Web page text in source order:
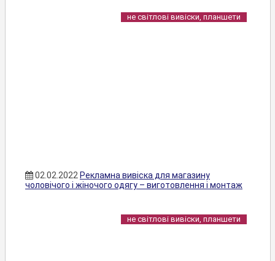
не світлові вивіски, планшети
02.02.2022 Рекламна вивіска для магазину
чоловічого і жіночого одягу – виготовлення і монтаж
не світлові вивіски, планшети